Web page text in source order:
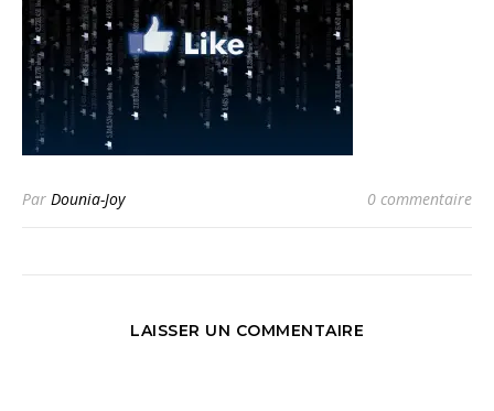
Par Dounia-Joy 0 commentaire
LAISSER UN COMMENTAIRE